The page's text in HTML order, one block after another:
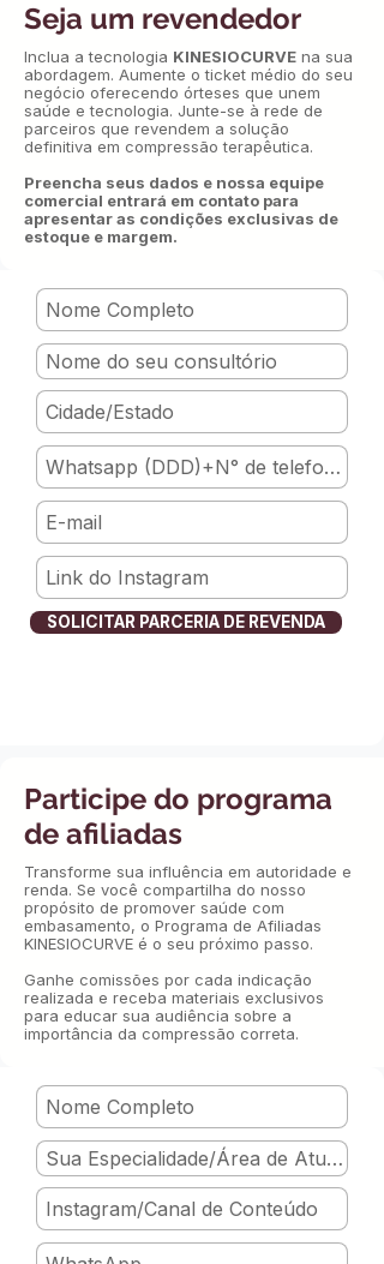
Seja um revendedor
Inclua a tecnologia KINESIOCURVE na sua
abordagem. Aumente o ticket médio do seu
negócio oferecendo órteses que unem
saúde e tecnologia. Junte-se à rede de
parceiros que revendem a solução
definitiva em compressão terapêutica.
Preencha seus dados e nossa equipe
comercial entrará em contato para
apresentar as condições exclusivas de
estoque e margem.
SOLICITAR PARCERIA DE REVENDA
Participe do programa
de afiliadas
Transforme sua influência em autoridade e
renda. Se você compartilha do nosso
propósito de promover saúde com
embasamento, o Programa de Afiliadas
KINESIOCURVE é o seu próximo passo.
Ganhe comissões por cada indicação
realizada e receba materiais exclusivos
para educar sua audiência sobre a
importância da compressão correta.